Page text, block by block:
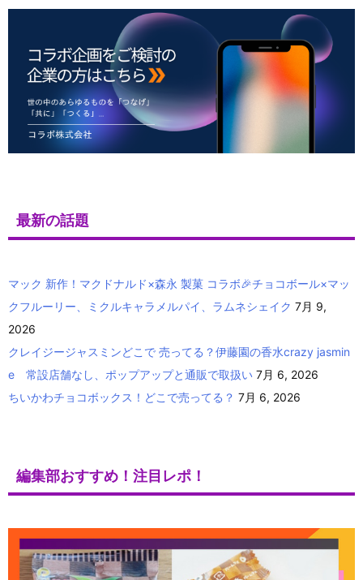
最新の話題
マック 新作！マクドナルド×森永 製菓 コラボ🎉チョコボール×マッ
クフルーリー、ミクルキャラメルパイ、ラムネシェイク 7月 9,
2026
クレイジージャスミンどこで 売ってる？伊藤園の香水crazy jasmin
e 常設店舗なし、ポップアップと通販で取扱い 7月 6, 2026
ちいかわチョコボックス！どこで売ってる？ 7月 6, 2026
編集部おすすめ！注目レポ！